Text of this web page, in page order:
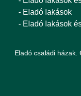
- Eladó lakások
- Eladó lakások
Eladó családi házak.